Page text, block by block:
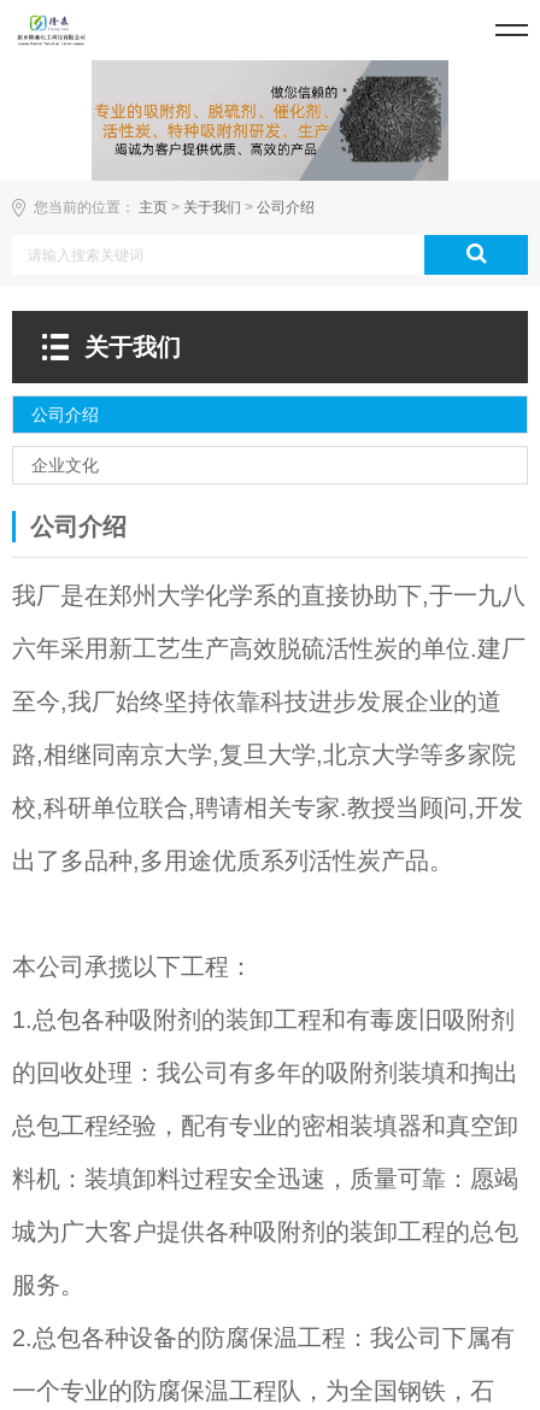
您当前的位置： 主页 > 关于我们 > 公司介绍
关于我们
公司介绍
企业文化
公司介绍
我厂是在郑州大学化学系的直接协助下,于一九八
六年采用新工艺生产高效脱硫活性炭的单位.建厂
至今,我厂始终坚持依靠科技进步发展企业的道
路,相继同南京大学,复旦大学,北京大学等多家院
校,科研单位联合,聘请相关专家.教授当顾问,开发
出了多品种,多用途优质系列活性炭产品。
本公司承揽以下工程：
1.总包各种吸附剂的装卸工程和有毒废旧吸附剂
的回收处理：我公司有多年的吸附剂装填和掏出
总包工程经验，配有专业的密相装填器和真空卸
料机：装填卸料过程安全迅速，质量可靠：愿竭
城为广大客户提供各种吸附剂的装卸工程的总包
服务。
2.总包各种设备的防腐保温工程：我公司下属有
一个专业的防腐保温工程队，为全国钢铁，石